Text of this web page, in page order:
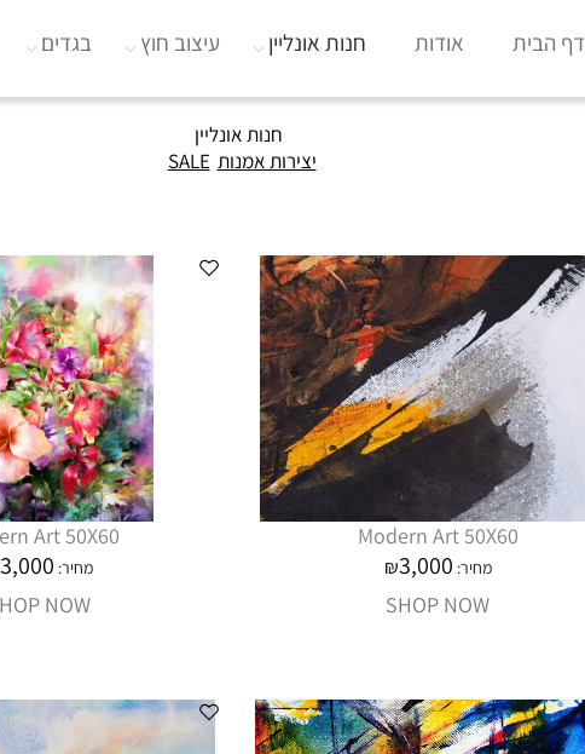
דף הבית אודות חנות אונליין עיצוב חוץ בגדים
חנות אונליין
יצירות אמנות SALE
Modern Art 50X60
מחיר: ₪3,000
SHOP NOW
Art 50X60
מחיר: 3,000
NOW